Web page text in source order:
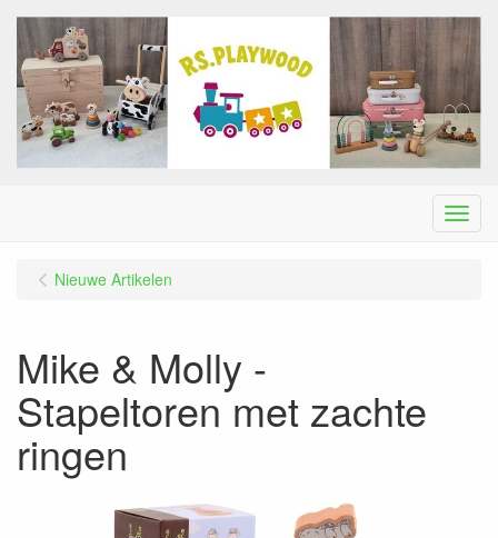
Menu
Nieuwe Artikelen
Mike & Molly -
Stapeltoren met zachte
ringen